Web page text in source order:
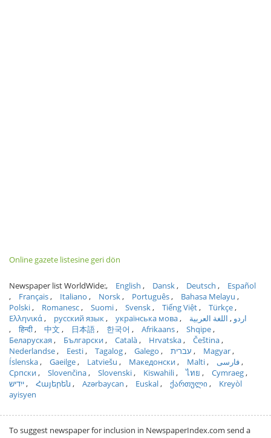
Online gazete listesine geri dön
Newspaper list WorldWide: English Dansk Deutsch
Español
Français
Italiano Norsk Português
Bahasa Melayu
Polski
Romanesc Suomi Svensk Tiếng Việt
Türkçe
Ελληνικά
русский язык українська мова اردو
اللغة العربية
हिन्दी
中文 日本語 한국어 Afrikaans
Shqipe
Беларуская
Български Català Hrvatska
Čeština
Nederlandse
Eesti Tagalog Galego עברית
Magyar
Íslenska
Gaeilge Latviešu Македонски Malti
فارسی
Српски
Slovenčina Slovenski Kiswahili ไทย
Cymraeg
ייִדיש
Հայերեն Azərbaycan Euskal ქართული
Kreyòl
ayisyen
To suggest newspaper for inclusion in NewspaperIndex.com send a